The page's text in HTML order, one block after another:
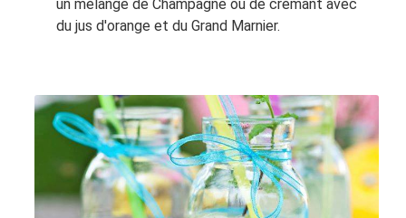
un mélange de Champagne ou de crémant avec
du jus d'orange et du Grand Marnier.